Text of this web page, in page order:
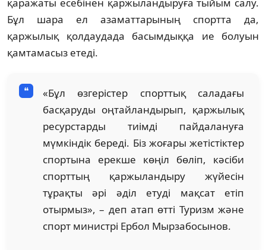
Бұл шара ел азаматтарының спортта да,
қаржылық қолдаудада басымдыққа ие болуын
қамтамасыз етеді.
«Бұл өзгерістер спорттық саладағы
басқаруды оңтайландырып, қаржылық
ресурстарды тиімді пайдалануға
мүмкіндік береді. Біз жоғары жетістіктер
спортына ерекше көңіл бөліп, кәсіби
спорттың қаржыландыру жүйесін
тұрақты әрі әділ етуді мақсат етіп
отырмыз», – деп атап өтті Туризм және
спорт министрі Ербол Мырзабосынов.